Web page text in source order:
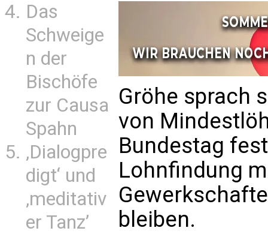
Das
Schweige
n der
Bischöfe
zur Causa
Spahn
‚Dialogpre
digt‘ und
‚meditativ
er Tanz’
Gröhe sprach
von
Bundestag
Lohnfindung
bleiben.